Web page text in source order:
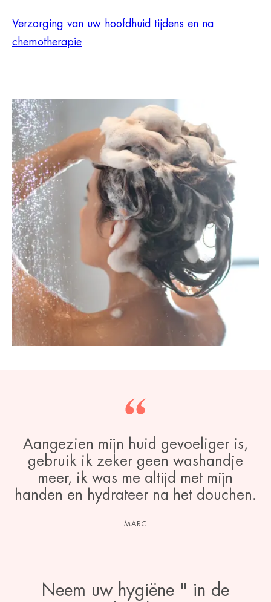
Verzorging van uw hoofdhuid tijdens en na
chemotherapie
Aangezien mijn huid gevoeliger is,
gebruik ik zeker geen washandje
meer, ik was me altijd met mijn
handen en hydrateer na het douchen.
MARC
Neem uw hygiëne " in de